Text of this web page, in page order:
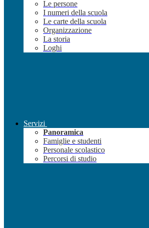
Le persone
I numeri della scuola
Le carte della scuola
Organizzazione
La storia
Loghi
Servizi
Panoramica
Famiglie e studenti
Personale scolastico
Percorsi di studio